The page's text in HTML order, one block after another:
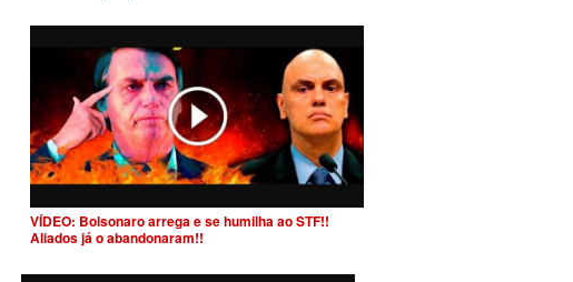
VÍDEO: Bolsonaro arrega e se humilha ao STF!!
Aliados já o abandonaram!!